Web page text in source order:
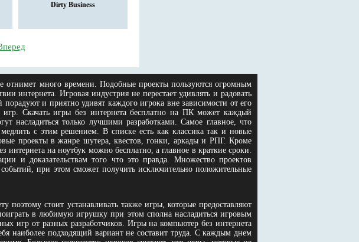
Dirty Business
отнимет много времени. Подобные проекты пользуются огромным
интернета. Игровая индустрия не перестает удивлять и радовать
и приятно удивят каждого игрока вне зависимости от его
Скачать игры без интернета бесплатно на ПК может каждый
насладиться только лучшими разработками. Самое главное, что
с этим решением. В списке есть как классика так и новые
проекты в жанре шутера, квестов, гонки, аркады и РПГ. Кроме
на ноутбук можно бесплатно, а главное в краткие сроки.
и доказательствам того что это правда. Множество проектов
при этом сможет получить исключительно положительные
стоит устанавливать также игры, которые предоставляют
в любимую игрушку при этом сполна насладиться игровым
игр от разных разработчиков. Игры на компьютер без интернета
наиболее подходящий вариант не составит труда. С каждым днем